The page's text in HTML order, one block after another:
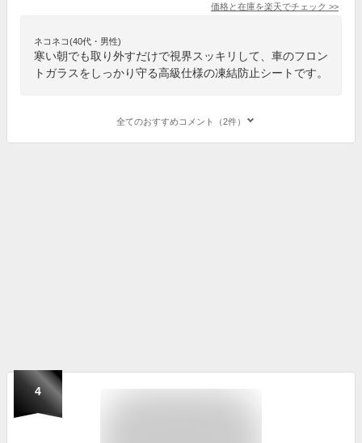
価格と在庫を楽天でチェック >>
ネコネコ(40代・男性)
寒い朝でも取り外すだけで視界スッキリして、車のフロン
トガラスをしっかり守る高級仕様の凍結防止シートです。
全てのおすすめコメント（2件）
4